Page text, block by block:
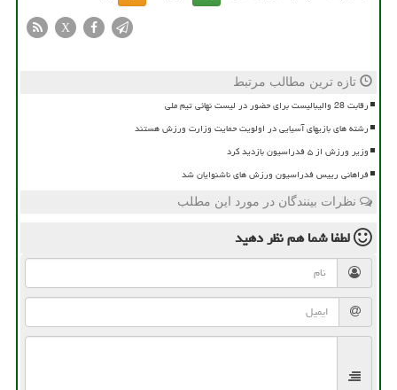
X
تازه ترین مطالب مرتبط
رقابت 28 والیبالیست برای حضور در لیست نهائی تیم ملی
رشته های بازیهای آسیایی در اولویت حمایت وزارت ورزش هستند
وزیر ورزش از ۵ فدراسیون بازدید کرد
فراهانی رییس فدراسیون ورزش های ناشنوایان شد
نظرات بینندگان در مورد این مطلب
لطفا شما همنظر دهید